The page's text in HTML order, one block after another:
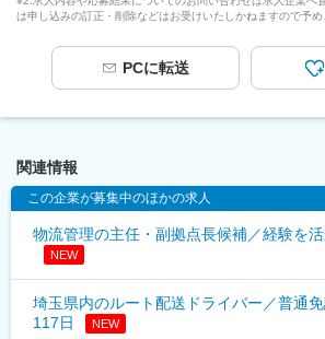
は申し込みの訂正・削除などはお受けいたしかねますので予め
PCに転送
関連情報
この企業が募集中のほかの求人
物流管理の主任・副拠点長候補／経験を
NEW
埼玉県内のルート配送ドライバー／普通
117日
NEW